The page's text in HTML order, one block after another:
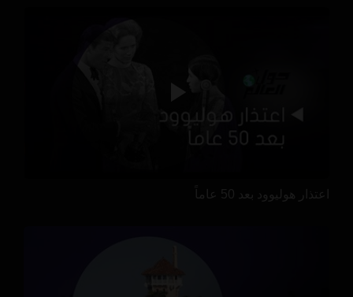
اعتذار هوليوود بعد 50 عاماً